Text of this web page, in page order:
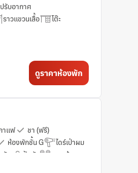
รับอากาศ
ราวแขวนเสื้อ
โต๊ะ
ดูราคาห้องพัก
าแฟ
ชา (ฟรี)
ห้องพักชั้น G
ไดร์เป่าผม
ย ฝักบัว
รองเท้าแตะ